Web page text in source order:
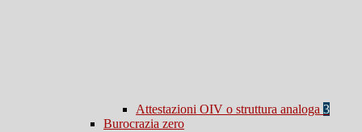
Attestazioni OIV o struttura analoga 3
Burocrazia zero